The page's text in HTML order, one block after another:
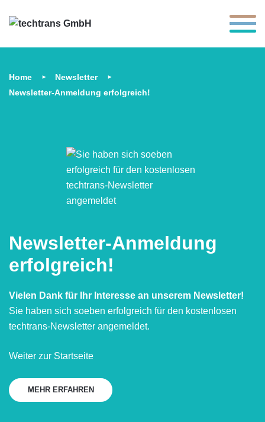
Toggle
Home
Newsletter
Newsletter-Anmeldung erfolgreich!
Newsletter-Anmeldung
erfolgreich!
Vielen Dank für Ihr Interesse an unserem Newsletter!
Sie haben sich soeben erfolgreich für den kostenlosen
techtrans-Newsletter angemeldet.
Weiter zur Startseite
MEHR ERFAHREN